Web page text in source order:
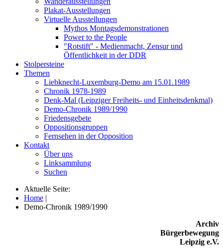
Plakat-Ausstellungen
Virtuelle Ausstellungen
Mythos Montagsdemonstrationen
Power to the People
"Rotstift" - Medienmacht, Zensur und
Öffentlichkeit in der DDR
Stolpersteine
Themen
Liebknecht-Luxemburg-Demo am 15.01.1989
Chronik 1978-1989
Denk-Mal (Leipziger Freiheits- und Einheitsdenkmal)
Demo-Chronik 1989/1990
Friedensgebete
Oppositionsgruppen
Fernsehen in der Opposition
Kontakt
Über uns
Linksammlung
Suchen
Aktuelle Seite:
Home |
Demo-Chronik 1989/1990
Archiv
Bürgerbewegung
Leipzig e.V.